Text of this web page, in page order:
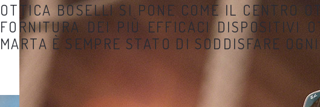
OTTICA BOSELLI SI PONE COME IL CENTRO
FORNITURA DEI PIÙ EFFICACI DISPOSITIVI
MARTA È SEMPRE STATO DI SODDISFARE